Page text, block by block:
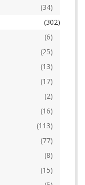
34
302
6
25
13
17
2
16
113
77
8
15